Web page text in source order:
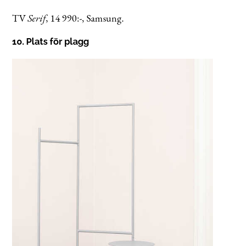
TVSerif, 14 990:-, Samsung.
10. Plats för plagg